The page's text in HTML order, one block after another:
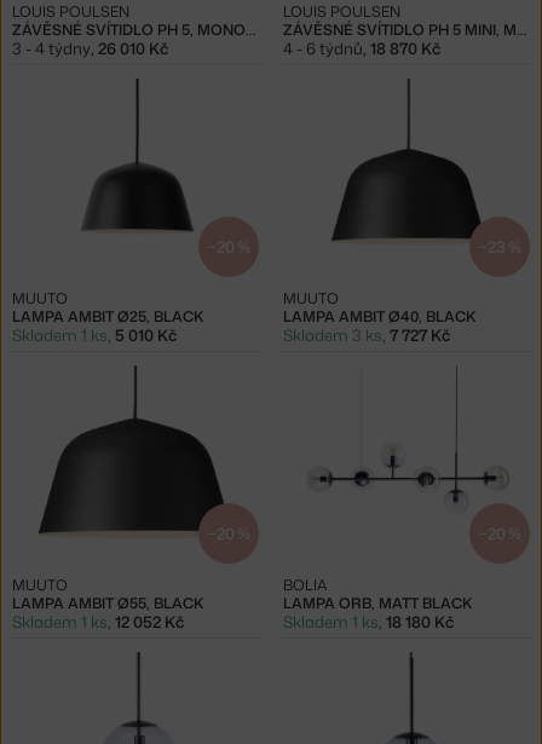
ZÁVĚSNÉ SVÍTIDLO PH 5, MONOCHROME BLACK
LOUIS POULSEN
3 - 4 týdny, 26 010 Kč
ZÁVĚSNÉ SVÍTIDLO PH 5 MINI, MONOCHROME BLACK
LOUIS POULSEN
4 - 6 týdnů, 18 870 Kč
−20 %
LAMPA AMBIT Ø25, BLACK
MUUTO
Skladem 1 ks, 5 010 Kč
−23 %
LAMPA AMBIT Ø40, BLACK
MUUTO
Skladem 3 ks, 7 727 Kč
−20 %
LAMPA AMBIT Ø55, BLACK
MUUTO
Skladem 1 ks, 12 052 Kč
−20 %
LAMPA ORB, MATT BLACK
BOLIA
Skladem 1 ks, 18 180 Kč